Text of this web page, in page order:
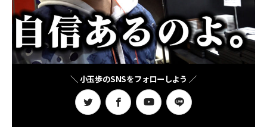
＼ 小玉歩のSNSをフォローしよう ／